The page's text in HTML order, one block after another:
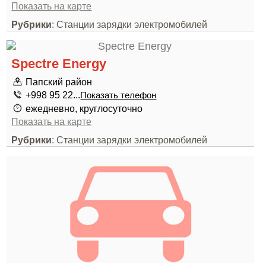
Показать на карте
Рубрики: Станции зарядки электромобилей
Spectre Energy
Папский район
+998 95 22...Показать телефон
ежедневно, круглосуточно
Показать на карте
Рубрики: Станции зарядки электромобилей